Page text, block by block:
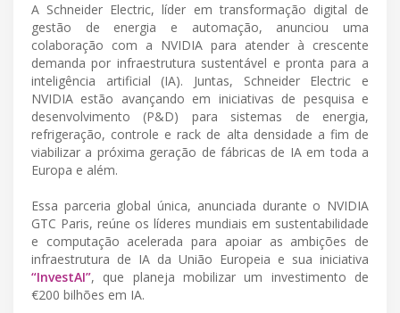
A Schneider Electric, líder em transformação digital de
gestão de energia e automação, anunciou uma
colaboração com a NVIDIA para atender à crescente
demanda por infraestrutura sustentável e pronta para a
inteligência artificial (IA). Juntas, Schneider Electric e
NVIDIA estão avançando em iniciativas de pesquisa e
desenvolvimento (P&D) para sistemas de energia,
refrigeração, controle e rack de alta densidade a fim de
viabilizar a próxima geração de fábricas de IA em toda a
Europa e além.
Essa parceria global única, anunciada durante o NVIDIA
GTC Paris, reúne os líderes mundiais em sustentabilidade
e computação acelerada para apoiar as ambições de
infraestrutura de IA da União Europeia e sua iniciativa
“InvestAI”, que planeja mobilizar um investimento de
€200 bilhões em IA.